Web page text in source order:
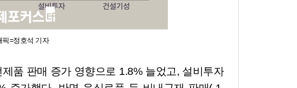
픽=정호석 기자
품 판매 증가 영향으로 1.8% 늘었고, 설비투자